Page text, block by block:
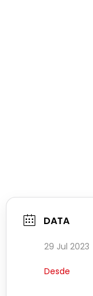
DATA
29 Jul 2023
Desde